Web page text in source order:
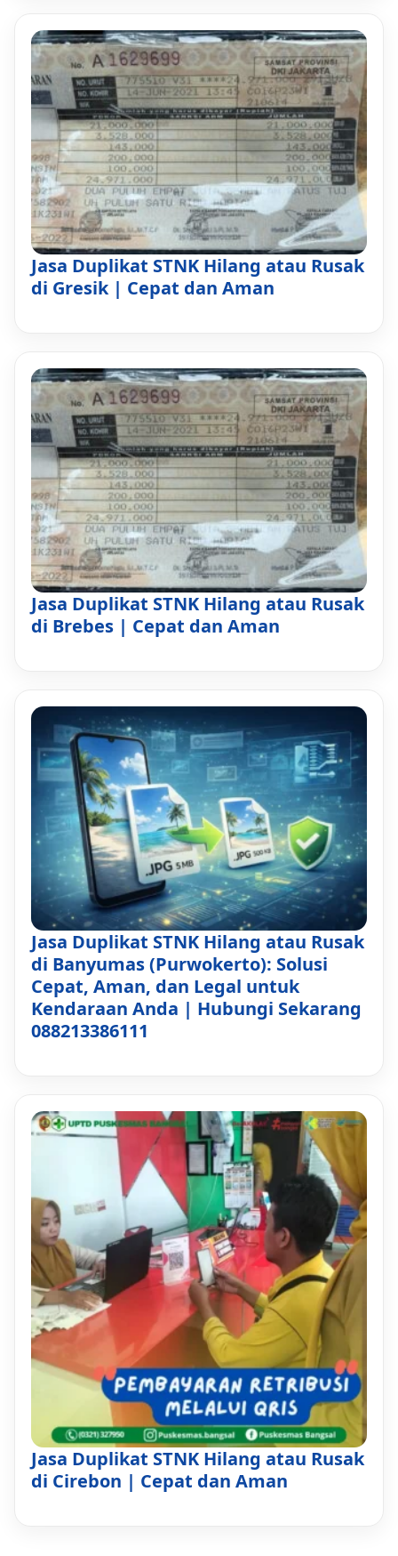
Jasa Duplikat STNK Hilang atau Rusak
di Gresik | Cepat dan Aman
Jasa Duplikat STNK Hilang atau Rusak
di Brebes | Cepat dan Aman
Jasa Duplikat STNK Hilang atau Rusak
di Banyumas (Purwokerto): Solusi
Cepat, Aman, dan Legal untuk
Kendaraan Anda | Hubungi Sekarang
088213386111
Jasa Duplikat STNK Hilang atau Rusak
di Cirebon | Cepat dan Aman